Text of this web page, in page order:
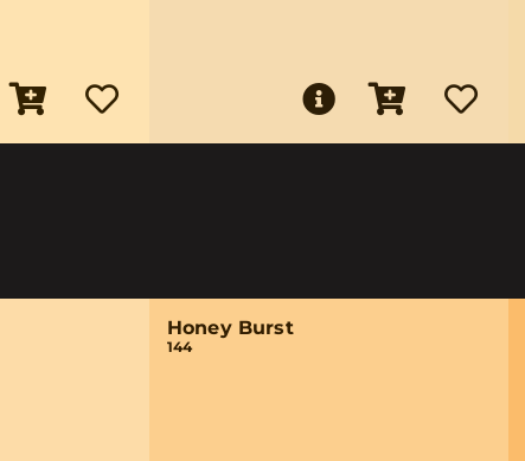
Honey Burst
144